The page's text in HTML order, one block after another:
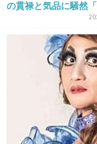
22. 匿名 2013/09/25(水) 11:37:12
飲み込んじゃう
2013/09/25(水) 11:37:17
最後のニンマ
の貫禄と気品に騒然